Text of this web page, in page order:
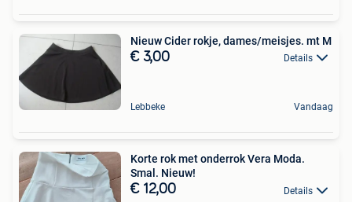
Nieuw Cider rokje, dames/meisjes. mt M
€ 3,00 Details
Lebbeke Vandaag
Korte rok met onderrok Vera Moda.
Smal. Nieuw!
€ 12,00 Details